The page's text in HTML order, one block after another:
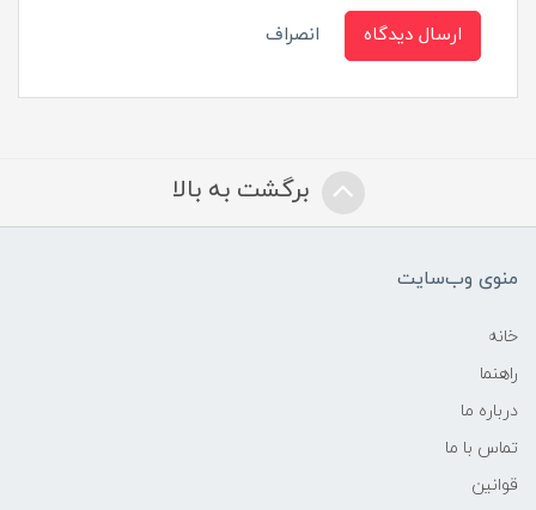
ارسال دیدگاه انصراف
برگشت به بالا
منوی وب‌سایت
خانه
راهنما
درباره ما
تماس با ما
قوانین